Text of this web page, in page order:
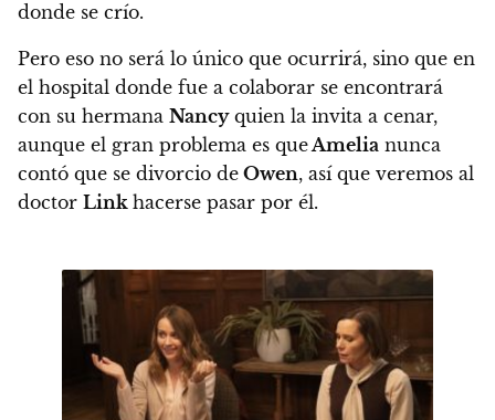
donde se crío.
Pero eso no será lo único que ocurrirá, sino que en
el hospital donde fue a colaborar se encontrará
con su hermana Nancyquien la invita a cenar,
aunque el gran problema es queAmelia nunca
contó que se divorcio de Owen, así que veremos al
doctor Link hacerse pasar por él.